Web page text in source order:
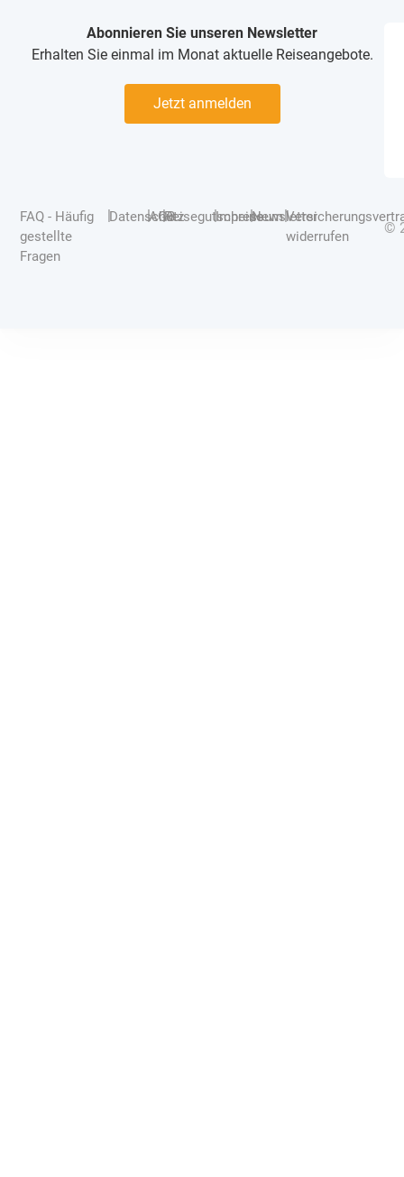
Abonnieren Sie unseren Newsletter
Erhalten Sie einmal im Monat aktuelle Reiseangebote.
Jetzt anmelden
FAQ - Häufig
gestellte
Fragen
|Datenschutz
|AGB
|Reisegutscheine
|Impressum
|Newsletter
|
widerrufen
©